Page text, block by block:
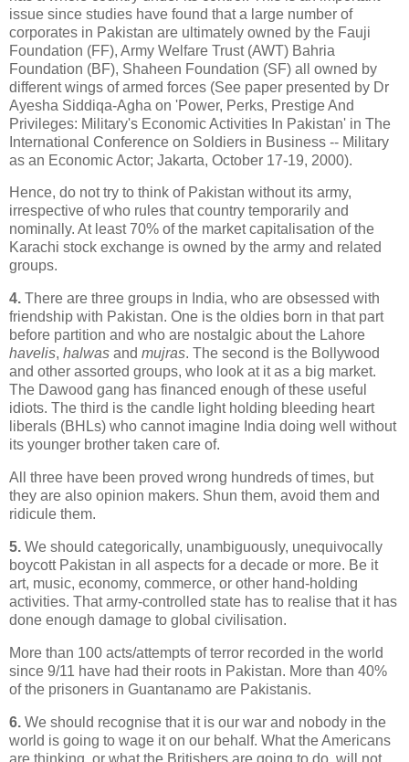
issue since studies have found that a large number of
corporates in Pakistan are ultimately owned by the Fauji
Foundation (FF), Army Welfare Trust (AWT) Bahria
Foundation (BF), Shaheen Foundation (SF) all owned by
different wings of armed forces (See paper presented by Dr
Ayesha Siddiqa-Agha on 'Power, Perks, Prestige And
Privileges: Military's Economic Activities In Pakistan' in The
International Conference on Soldiers in Business -- Military
as an Economic Actor; Jakarta, October 17-19, 2000).
Hence, do not try to think of Pakistan without its army,
irrespective of who rules that country temporarily and
nominally. At least 70% of the market capitalisation of the
Karachi stock exchange is owned by the army and related
groups.
4. There are three groups in India, who are obsessed with
friendship with Pakistan. One is the oldies born in that part
before partition and who are nostalgic about the Lahore
havelis, halwas and mujras. The second is the Bollywood
and other assorted groups, who look at it as a big market.
The Dawood gang has financed enough of these useful
idiots. The third is the candle light holding bleeding heart
liberals (BHLs) who cannot imagine India doing well without
its younger brother taken care of.
All three have been proved wrong hundreds of times, but
they are also opinion makers. Shun them, avoid them and
ridicule them.
5. We should categorically, unambiguously, unequivocally
boycott Pakistan in all aspects for a decade or more. Be it
art, music, economy, commerce, or other hand-holding
activities. That army-controlled state has to realise that it has
done enough damage to global civilisation.
More than 100 acts/attempts of terror recorded in the world
since 9/11 have had their roots in Pakistan. More than 40%
of the prisoners in Guantanamo are Pakistanis.
6. We should recognise that it is our war and nobody in the
world is going to wage it on our behalf. What the Americans
are thinking, or what the Britishers are going to do, will not